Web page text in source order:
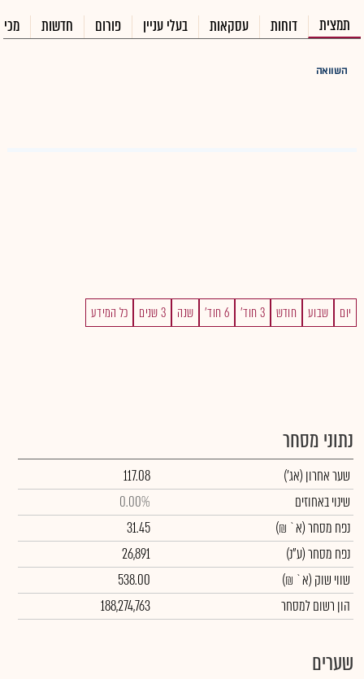
תמצית דוחות עסקאות בעלי עניין פורום חדשות
השוואה
יום שבוע חודש 3 חוד' 6 חוד' שנה 3 שנים כל המידע
נתוני מסחר
שער אחרון (אג')
117.08
שינוי באחוזים
0.00%
נפח מסחר(א` ₪)
31.45
נפח מסחר(ע"נ)
26,891
שווי שוק (א` ₪)
538.00
הון רשום למסחר
188,274,763
שערים